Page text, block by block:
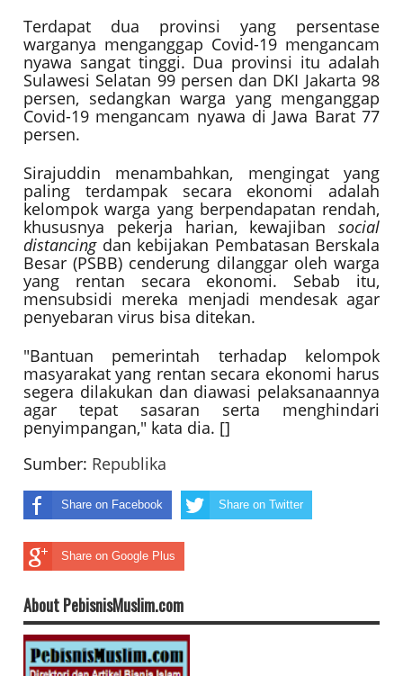
Terdapat dua provinsi yang persentase
warganya menganggap Covid-19 mengancam
nyawa sangat tinggi. Dua provinsi itu adalah
Sulawesi Selatan 99 persen dan DKI Jakarta 98
persen, sedangkan warga yang menganggap
Covid-19 mengancam nyawa di Jawa Barat 77
persen.
Sirajuddin menambahkan, mengingat yang
paling terdampak secara ekonomi adalah
kelompok warga yang berpendapatan rendah,
khususnya pekerja harian, kewajiban social
distancingdan kebijakan Pembatasan Berskala
Besar (PSBB) cenderung dilanggar oleh warga
yang rentan secara ekonomi. Sebab itu,
mensubsidi mereka menjadi mendesak agar
penyebaran virus bisa ditekan.
"Bantuan pemerintah terhadap kelompok
masyarakat yang rentan secara ekonomi harus
segera dilakukan dan diawasi pelaksanaannya
agar tepat sasaran serta menghindari
penyimpangan," kata dia. []
Sumber: Republika
Share on Facebook Share on Twitter
Share on Google Plus
About PebisnisMuslim.com